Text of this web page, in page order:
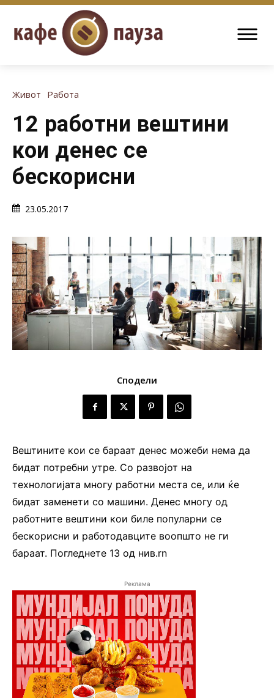
Живот Работа
12 работни вештини
кои денес се
бескорисни
23.05.2017
Сподели
Вештините кои се бараат денес можеби нема да
бидат потребни утре. Со развојот на
технологијата многу работни места се, или ќе
бидат заменети со машини. Денес многу од
работните вештини кои биле популарни се
бескорисни и работодавците воопшто не ги
бараат. Погледнете 13 од нив.rn
Реклама